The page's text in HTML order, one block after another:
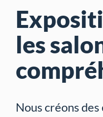
les
Nous créons